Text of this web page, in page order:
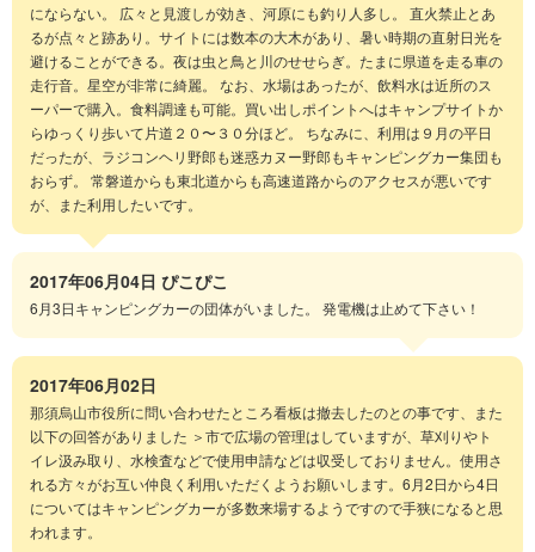
にならない。 広々と見渡しが効き、河原にも釣り人多し。 直火禁止とあ
るが点々と跡あり。サイトには数本の大木があり、暑い時期の直射日光を
避けることができる。夜は虫と鳥と川のせせらぎ。たまに県道を走る車の
走行音。星空が非常に綺麗。 なお、水場はあったが、飲料水は近所のス
ーパーで購入。食料調達も可能。買い出しポイントへはキャンプサイトか
らゆっくり歩いて片道２０〜３０分ほど。 ちなみに、利用は９月の平日
だったが、ラジコンヘリ野郎も迷惑カヌー野郎もキャンピングカー集団も
おらず。 常磐道からも東北道からも高速道路からのアクセスが悪いです
が、また利用したいです。
2017年06月04日 ぴこぴこ
6月3日キャンピングカーの団体がいました。 発電機は止めて下さい！
2017年06月02日
那須烏山市役所に問い合わせたところ看板は撤去したのとの事です、また
以下の回答がありました ＞市で広場の管理はしていますが、草刈りやト
イレ汲み取り、水検査などで使用申請などは収受しておりません。使用さ
れる方々がお互い仲良く利用いただくようお願いします。6月2日から4日
についてはキャンピングカーが多数来場するようですので手狭になると思
われます。